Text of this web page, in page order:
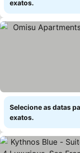
exatos.
Selecione as datas
exatos.